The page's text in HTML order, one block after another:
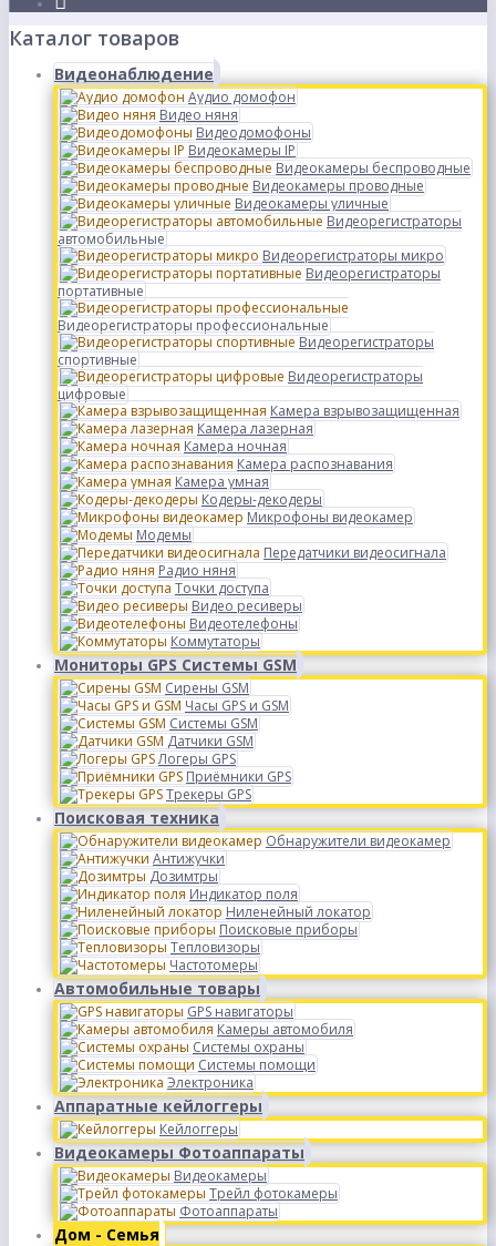
Каталог товаров
Видеонаблюдение
Аудио домофон
Видео няня
Видеодомофоны
Видеокамеры IP
Видеокамеры беспроводные
Видеокамеры проводные
Видеокамеры уличные
Видеорегистраторы
автомобильные
Видеорегистраторы микро
Видеорегистраторы
портативные
Видеорегистраторы профессиональные
Видеорегистраторы
спортивные
Видеорегистраторы
цифровые
Камера взрывозащищенная
Камера лазерная
Камера ночная
Камера распознавания
Камера умная
Кодеры-декодеры
Микрофоны видеокамер
Модемы
Передатчики видеосигнала
Радио няня
Точки доступа
Видео ресиверы
Видеотелефоны
Коммутаторы
Мониторы GPS Системы GSM
Сирены GSM
Часы GPS и GSM
Системы GSM
Датчики GSM
Логеры GPS
Приёмники GPS
Трекеры GPS
Поисковая техника
Обнаружители видеокамер
Антижучки
Дозимтры
Индикатор поля
Ниленейный локатор
Поисковые приборы
Тепловизоры
Частотомеры
Автомобильные товары
GPS навигаторы
Камеры автомобиля
Системы охраны
Системы помощи
Электроника
Аппаратные кейлоггеры
Кейлоггеры
Видеокамеры Фотоаппараты
Видеокамеры
Трейл фотокамеры
Фотоаппараты
Дом - Семья